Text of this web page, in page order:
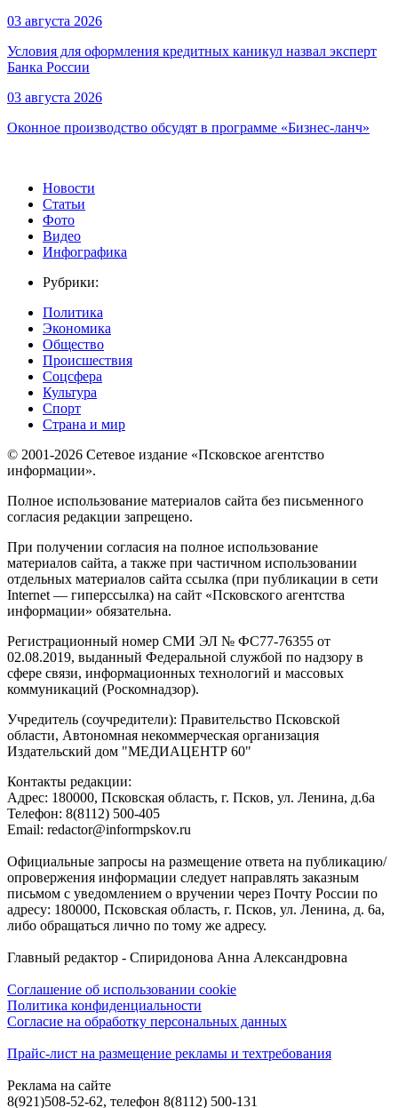
03 августа 2026
Условия для оформления кредитных каникул назвал эксперт
Банка России
03 августа 2026
Оконное производство обсудят в программе «Бизнес-ланч»
Новости
Статьи
Фото
Видео
Инфографика
Рубрики:
Политика
Экономика
Общество
Происшествия
Соцсфера
Культура
Спорт
Страна и мир
© 2001-2026 Сетевое издание «Псковское агентство
информации».
Полное использование материалов сайта без письменного
согласия редакции запрещено.
При получении согласия на полное использование
материалов сайта, а также при частичном использовании
отдельных материалов сайта ссылка (при публикации в сети
Internet — гиперссылка) на сайт «Псковского агентства
информации» обязательна.
Регистрационный номер СМИ ЭЛ № ФС77-76355 от
02.08.2019, выданный Федеральной службой по надзору в
сфере связи, информационных технологий и массовых
коммуникаций (Роскомнадзор).
Учредитель (соучредители): Правительство Псковской
области, Автономная некоммерческая организация
Издательский дом "МЕДИАЦЕНТР 60"
Контакты редакции:
Адреc: 180000, Псковская область, г. Псков, ул. Ленина, д.6а
Телефон: 8(8112) 500-405
Email: redactor@informpskov.ru
Официальные запросы на размещение ответа на публикацию/
опровержения информации следует направлять заказным
письмом с уведомлением о вручении через Почту России по
адресу: 180000, Псковская область, г. Псков, ул. Ленина, д. 6а,
либо обращаться лично по тому же адресу.
Главный редактор - Спиридонова Анна Александровна
Соглашение об использовании cookie
Политика конфиденциальности
Согласие на обработку персональных данных
Прайс-лист на размещение рекламы и техтребования
Реклама на сайте
8(921)508-52-62, телефон 8(8112) 500-131